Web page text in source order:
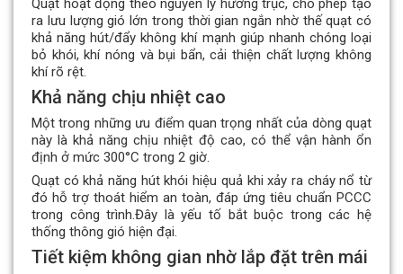
Quạt hoạt động theo nguyên lý hướng trục, cho phép tạo
ra lưu lượng gió lớn trong thời gian ngắn nhờ thế quạt có
khả năng hút/đẩy không khí mạnh giúp nhanh chóng loại
bỏ khói, khí nóng và bụi bẩn, cải thiện chất lượng không
khí rõ rệt.
Khả năng chịu nhiệt cao
Một trong những ưu điểm quan trọng nhất của dòng quạt
này là khả năng chịu nhiệt độ cao, có thể vận hành ổn
định ở mức 300°C trong 2 giờ.
Quạt có khả năng hút khói hiệu quả khi xảy ra cháy nổ từ
đó hỗ trợ thoát hiểm an toàn, đáp ứng tiêu chuẩn PCCC
trong công trình.Đây là yếu tố bắt buộc trong các hệ
thống thông gió hiện đại.
Tiết kiệm không gian nhờ lắp đặt trên mái